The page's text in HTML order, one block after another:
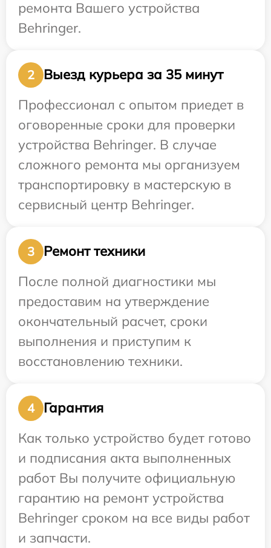
ремонта Вашего устройства
Behringer.
2
Выезд курьера за 35 минут
Профессионал с опытом приедет в
оговоренные сроки для проверки
устройства Behringer. В случае
сложного ремонта мы организуем
транспортировку в мастерскую в
сервисный центр Behringer.
3
Ремонт техники
После полной диагностики мы
предоставим на утверждение
окончательный расчет, сроки
выполнения и приступим к
восстановлению техники.
4
Гарантия
Как только устройство будет готово
и подписания акта выполненных
работ Вы получите официальную
гарантию на ремонт устройства
Behringer сроком на все виды работ
и запчасти.